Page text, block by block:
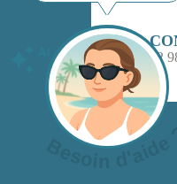
02
Besoin d'aide ?